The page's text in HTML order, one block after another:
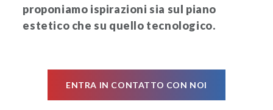
proponiamo ispirazioni sia sul piano
estetico che su quello tecnologico.
ENTRA IN CONTATTO CON NOI